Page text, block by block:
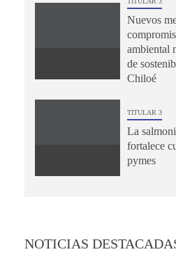
Nuevos
ambiental
de
Chiloé
TITULAR 3
La
fortalece
pymes
NOTICIAS